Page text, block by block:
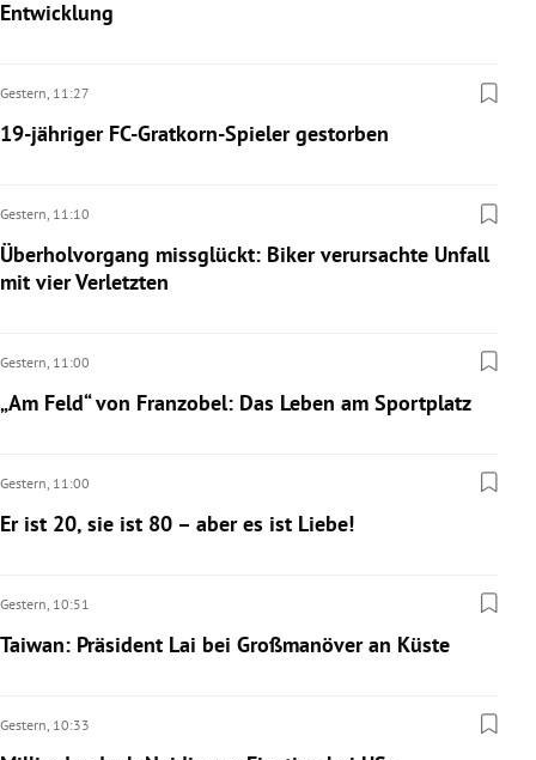
Entwicklung
Gestern, 11:27
19-jähriger FC-Gratkorn-Spieler gestorben
Gestern, 11:10
Überholvorgang missglückt: Biker verursachte Unfall
mit vier Verletzten
Gestern, 11:00
„Am Feld“ von Franzobel: Das Leben am Sportplatz
Gestern, 11:00
Er ist 20, sie ist 80 – aber es ist Liebe!
Gestern, 10:51
Taiwan: Präsident Lai bei Großmanöver an Küste
Gestern, 10:33